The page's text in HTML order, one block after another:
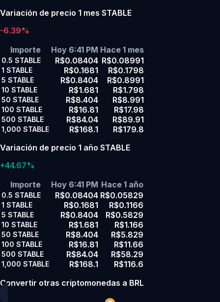
Variación de precio 1 mes STABLE
-6.39%
Importe
Hoy 6:41 PM Hace 1 mes
0.5 STABLE R$0.08404 R$0.08991
1 STABLE R$0.1681 R$0.1798
5 STABLE R$0.8404 R$0.8991
10 STABLE R$1.681 R$1.798
50 STABLE R$8.404 R$8.991
100 STABLE R$16.81 R$17.98
500 STABLE R$84.04 R$89.91
1,000 STABLE R$168.1
R$179.8
Variación de precio 1 año STABLE
+44.67%
Importe
Hoy 6:41 PM Hace 1 año
0.5 STABLE R$0.08404 R$0.05829
1 STABLE R$0.1681 R$0.1166
5 STABLE R$0.8404 R$0.5829
10 STABLE R$1.681 R$1.166
50 STABLE R$8.404 R$5.829
100 STABLE R$16.81 R$11.66
500 STABLE R$84.04 R$58.29
1,000 STABLE R$168.1
R$116.6
Convertir otras criptomonedas a BRL